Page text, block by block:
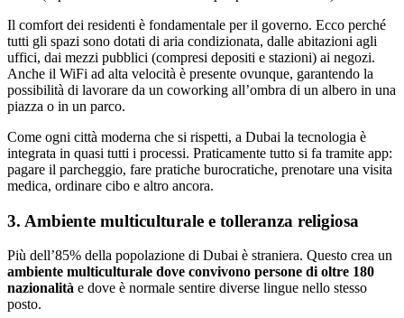
Il comfort dei residenti è fondamentale per il governo. Ecco perché
tutti gli spazi sono dotati di aria condizionata, dalle abitazioni agli
uffici, dai mezzi pubblici (compresi depositi e stazioni) ai negozi.
Anche il WiFi ad alta velocità è presente ovunque, garantendo la
possibilità di lavorare da un coworking all’ombra di un albero in una
piazza o in un parco.
Come ogni città moderna che si rispetti, a Dubai la tecnologia è
integrata in quasi tutti i processi. Praticamente tutto si fa tramite app:
pagare il parcheggio, fare pratiche burocratiche, prenotare una visita
medica, ordinare cibo e altro ancora.
3. Ambiente multiculturale e tolleranza religiosa
Più dell’85% della popolazione di Dubai è straniera. Questo crea un
ambiente multiculturale dove convivono persone di oltre 180
nazionalità e dove è normale sentire diverse lingue nello stesso
posto.